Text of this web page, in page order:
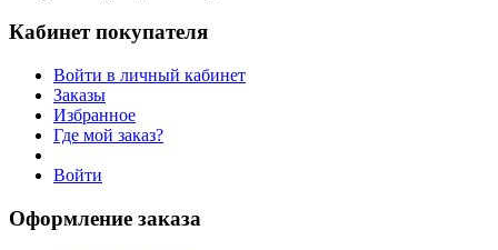
Кабинет покупателя
Войти в личный кабинет
Заказы
Избранное
Где мой заказ?
Войти
Оформление заказа